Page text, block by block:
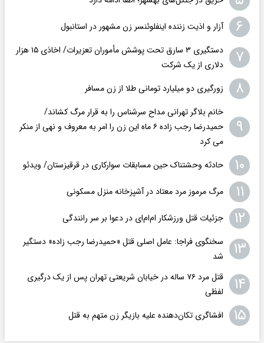
۶ آزار و اذیت زننده اینفلوئنسر زن مشهور در استانبول
۷
دستگیری ۳ سارق تحت پوشش مأموران تعزیرات/ اخاذی ۱۵ هزار
دلاری از یک شرکت
۸ زورگیری دو میلیارد تومانی طلا از زن مسافر
۹
خانم بلاگر تهرانی مداح سرشناس را به قرار مرگ کشاند/
حمیدرضا رجب زاده ۶ ماه این زن را امر به معروف و نهی از منکر
می کرد
۱۰ حادثه وحشتناک حین مسابقات سوارکاری در قرقیزستان/ ویدئو
۱۱ مرگ مرموز مرد معتاد در آشپزخانه منزل مسکونی
۱۲ جزئیات قتل ورزشکار ام‌ام‌ای در دعوا بر سر رانندگی
۱۳
سخنگوی فراجا: عامل اصلی قتل «حمیدرضا رجب زاده» دستگیر
شد
۱۴
قتل مرد ۷۶ ساله در خیابان شریعتی تهران پس از یک درگیری
لفظی
۱۵ افشاگری‌ تکان‌دهنده علیه بازیگر زن متهم به قتل